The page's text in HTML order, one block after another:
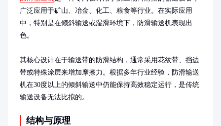
广泛应用于矿山、冶金、化工、粮食等行业。在实际应用
中，特别是在倾斜输送或湿滑环境下，防滑输送机表现出
色。
其核心设计在于输送带的防滑结构，通常采用花纹带、挡边
带或特殊涂层来增加摩擦力。根据多年行业经验，防滑输送
机在30度以上的倾斜输送中仍能保持高效稳定运行，是传统
输送设备无法比拟的。
结构与原理